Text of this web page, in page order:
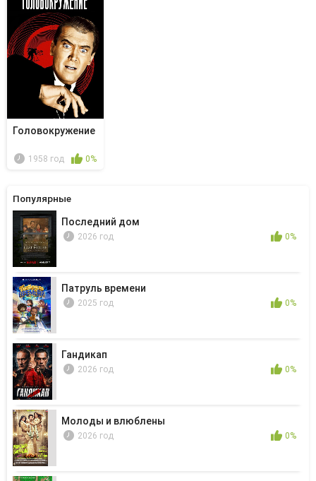
Популярные
Последний дом
2026 год 0%
Патруль времени
2025 год 0%
Гандикап
2026 год 0%
Молоды и влюблены
2026 год 0%
Головокружение
1958 год 0%